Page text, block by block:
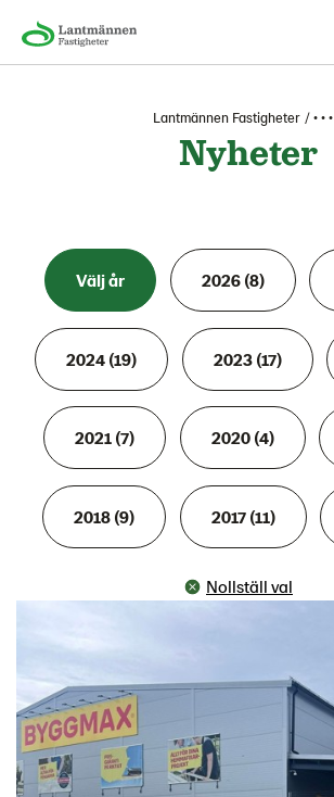
Lantmännen Fastigheter • • •
Nyheter
Välj år 2026 (8)
2024 (19) 2023 (17)
2021 (7) 2020 (4)
2018 (9) 2017 (11)
Nollställ val